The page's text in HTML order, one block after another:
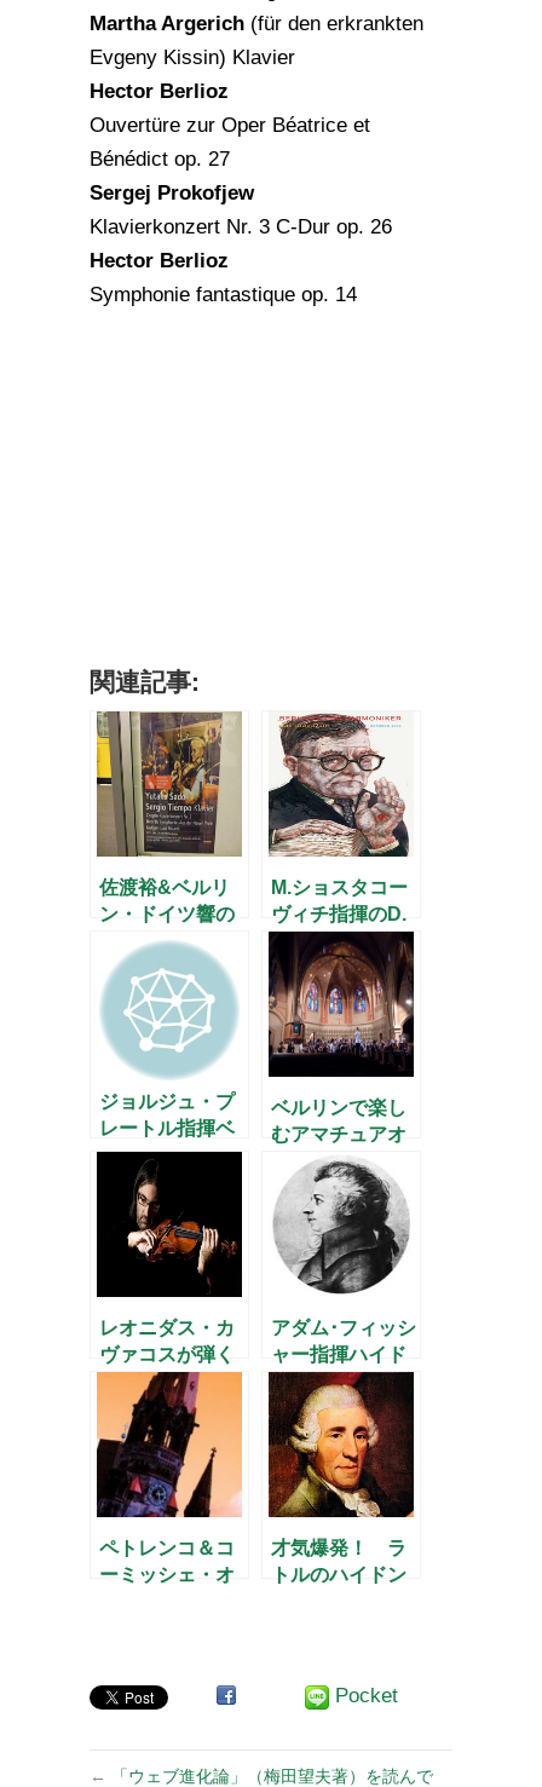
Martha Argerich (für den erkrankten
Evgeny Kissin) Klavier
Hector Berlioz
Ouvertüre zur Oper Béatrice et
Bénédict op. 27
Sergej Prokofjew
Klavierkonzert Nr. 3 C-Dur op. 26
Hector Berlioz
Symphonie fantastique op. 14
関連記事:
佐渡裕&ベルリ
ン・ドイツ響の
コンサート
M.ショスタコー
ヴィチ指揮のD.
ショスタコーヴ
ィチ
ジョルジュ・プ
レートル指揮ベ
ルリン･ドイツ響
（3月4日）
ベルリンで楽し
むアマチュアオ
ーケストラ
レオニダス・カ
ヴァコスが弾く
ブラームス
アダム･フィッシ
ャー指揮ハイド
ン･フィル
ペトレンコ＆コ
ーミッシェ・オ
才気爆発！ ラ
トルのハイドン
Pocket
←
「ウェブ進化論」（梅田望夫著）を読んで